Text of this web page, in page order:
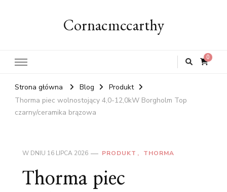
Cornacmccarthy
0
Strona główna Blog
Produkt
Thorma piec wolnostojący 4,0-12,0kW Borgholm Top
czarny/ceramika brązowa
W DNIU 16 LIPCA 2026 PRODUKT THORMA
Thorma piec